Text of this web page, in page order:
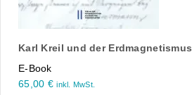
Karl Kreil und der Erdmagnetismus
E-Book
65,00 € inkl. MwSt.